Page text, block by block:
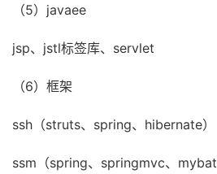
（5）javaee
jsp、jstl标签库、servlet
（6）框架
ssh（struts、spring、hibernate）
ssm（spring、springmvc、